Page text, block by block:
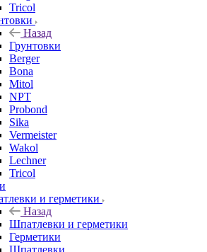
Tricol
Назад
Грунтовки
Berger
Bona
Mitol
NPT
Probond
Sika
Vermeister
Wakol
Lechner
Tricol
и герметики
Назад
Шпатлевки и герметики
Герметики
Шпатлевки